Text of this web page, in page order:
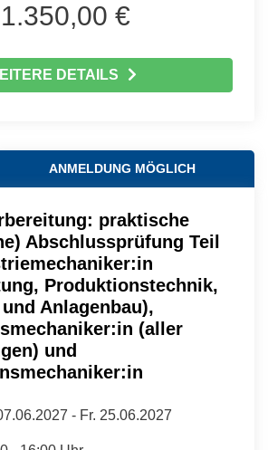
1.350,00 €
DETAILS
ANMELDUNG MÖGLICH
praktische
Abschlussprüfung Teil
Produktionstechnik,
Anlagenbau),
(aller
und
- Fr. 25.06.2027